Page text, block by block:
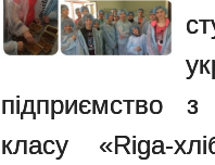
підприємство
класу «Riga-